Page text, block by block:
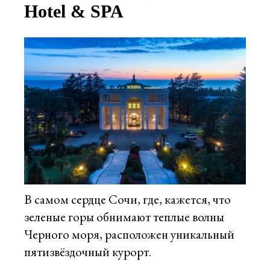
Hotel & SPA
В самом сердце Сочи, где, кажется, что
зеленые горы обнимают теплые волны
Черного моря, расположен уникальный
пятизвёздочный курорт.